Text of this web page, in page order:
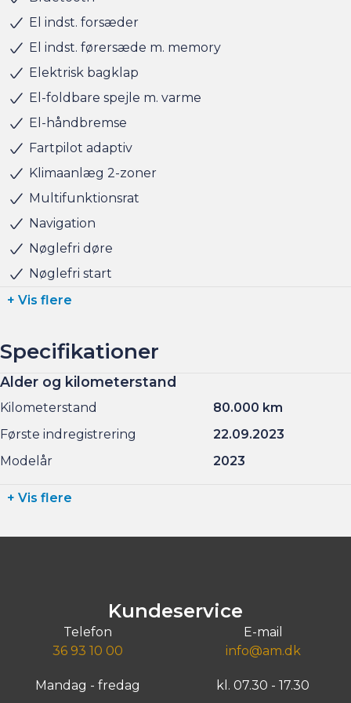
Rækkevidde: (WLTP): 636 km
Hjemmeladning: 11 kw (ca. 6 timer)
Hurtigladning: 170 kw (10-80% = ca. 25 min)
BILEN STÅR HOS ANDERSEN & MARTINI - TAASTRUP
El indst. forsæder
El indst. førersæde m. memory
Elektrisk bagklap
El-foldbare spejle m. varme
El-håndbremse
Fartpilot adaptiv
Klimaanlæg 2-zoner
Multifunktionsrat
Navigation
Nøglefri døre
Nøglefri start
+ Vis flere
Specifikationer
Alder og kilometerstand
Kilometerstand
80.000 km
Første indregistrering
22.09.2023
Modelår
2023
+ Vis flere
Kundeservice
Telefon
36 93 10 00
E-mail
info@am.dk
Mandag - fredag kl. 07.30 - 17.30